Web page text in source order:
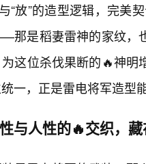
“放”的造型逻辑，完美
那是稻妻雷神的家纹，
这位杀伐果断的🔥神
一，正是雷电将军造型
与人性的🔥交织，